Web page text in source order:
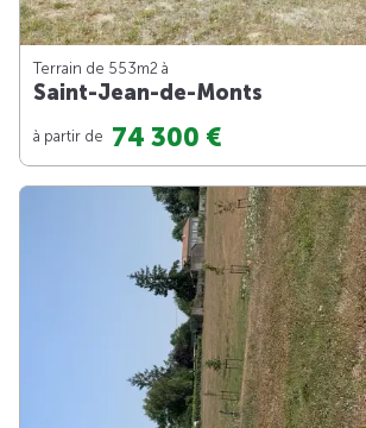
Terrain de 553m2 à
Saint-Jean-de-Monts
à partir de 74 300 €